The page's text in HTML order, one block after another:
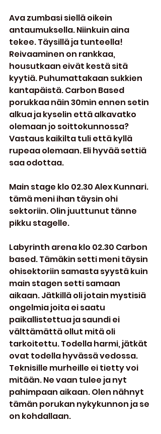
Ava zumbasi siellä oikein
antaumuksella. Niinkuin aina
tekee. Täysillä ja tunteella!
Reivaaminen on rankkaa,
housutkaan eivät kestä sitä
kyytiä. Puhumattakaan sukkien
kantapäistä. Carbon Based
porukkaa näin 30min ennen setin
alkua ja kyselin että alkavatko
olemaan jo soittokunnossa?
Vastaus kaikilta tuli että kyllä
rupeaa olemaan. Eli hyvää settiä
saa odottaa.
Main stage klo 02.30 Alex Kunnari.
tämä meni ihan täysin ohi
sektoriin. Olin juuttunut tänne
pikku stagelle.
Labyrinth arena klo 02.30 Carbon
based. Tämäkin setti meni täysin
ohisektoriin samasta syystä kuin
main stagen setti samaan
aikaan. Jätkillä oli jotain mystisiä
ongelmia joita ei saatu
paikallistettua ja saundi ei
välttämättä ollut mitä oli
tarkoitettu. Todella harmi, jätkät
ovat todella hyvässä vedossa.
Teknisille murheille ei tietty voi
mitään. Ne vaan tulee ja nyt
pahimpaan aikaan. Olen nähnyt
tämän porukan nykykunnon ja se
on kohdallaan.